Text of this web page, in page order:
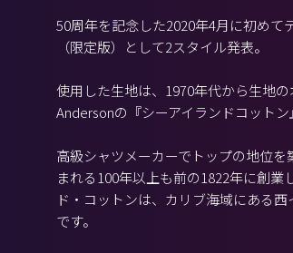
50周年を記念した2020年4月に初め
（限定版）として2スタイル発表。
使用した生地は、1970年代から生地
Andersonの『シーアイランドコットン
高級シャツメーカーでトップの地位
まれる100年以上も前の1822年に創
ド・コットンは、カリブ海域にある
です。